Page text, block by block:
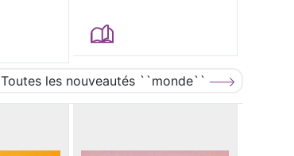
Toutes les nouveautés ``monde``